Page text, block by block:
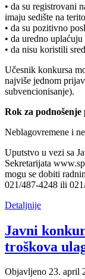
• da su registrovani
imaju sedište na
• da su pozitivno
• da uredno
• da nisu koristili
Učesnik konkursa
najviše jednom
subvencionisanje).
Rok za podnošenje
Neblagovremene i
Uputstvo u vezi sa
Sekretarijata
mogu se dobiti
021/487-4248 ili
Detaljnije
Javni
troškova
Objavljeno 23. april